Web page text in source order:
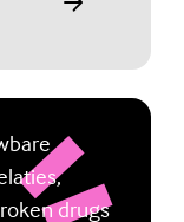
drugs